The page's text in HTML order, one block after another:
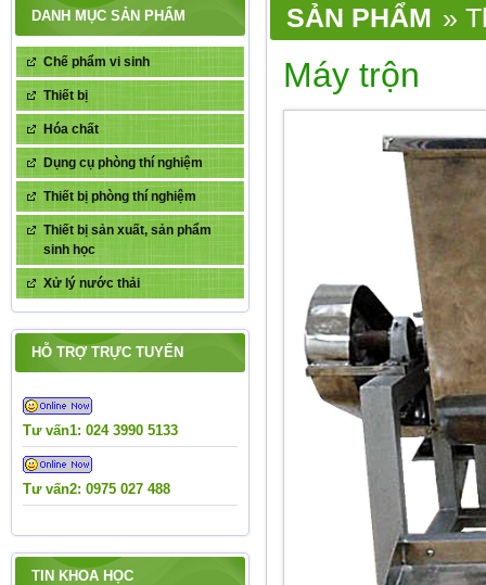
SẢN PHẨM »
Máy trộn
DANH MỤC SẢN PHẨM
Chế phẩm vi sinh
Thiết bị
Hóa chất
Dụng cụ phòng thí nghiệm
Thiết bị phòng thí nghiệm
Thiết bị sản xuất, sản phẩm
sinh học
Xử lý nước thải
HỖ TRỢ TRỰC TUYẾN
Tư vấn1: 024 3990 5133
Tư vấn2: 0975 027 488
TIN KHOA HỌC
THÔNG BÁO
Nhà máy "phân bón" tại